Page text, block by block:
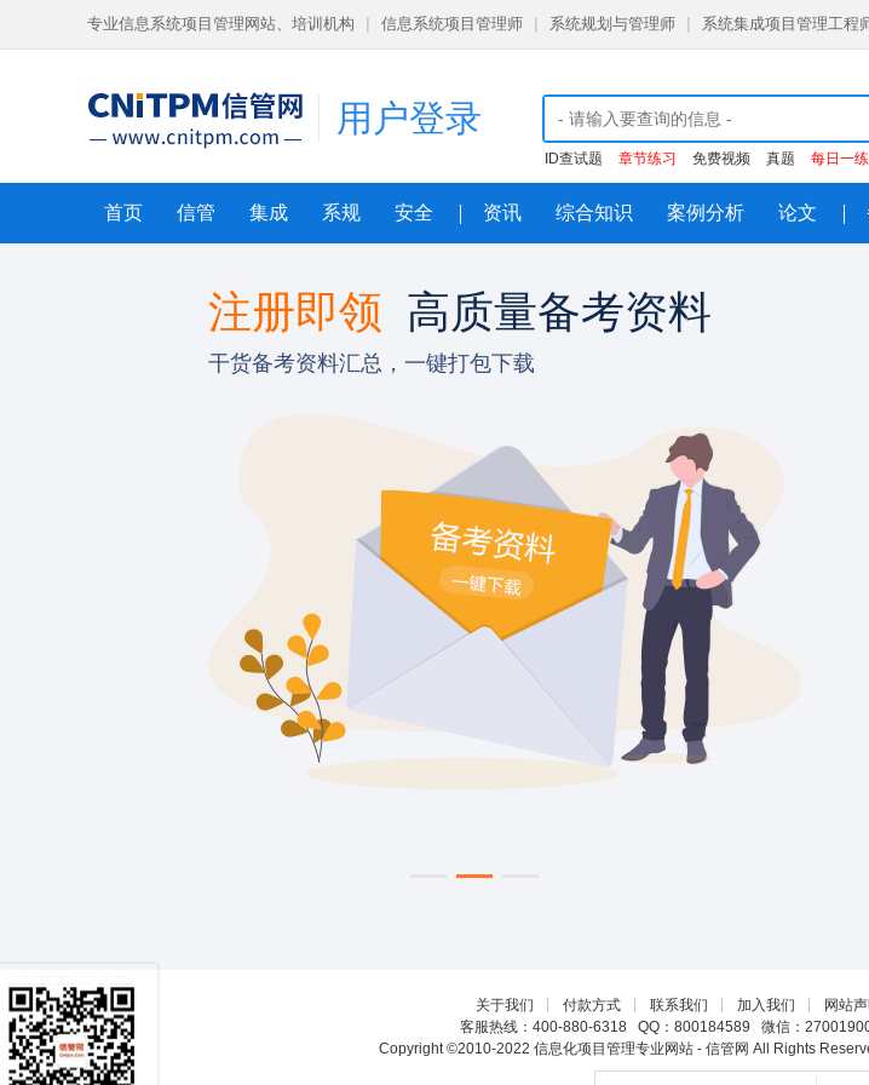
专业信息系统项目管理网站、培训机构 信息系统项目管理师 系统规划与管理师 系统集成项目管理工程
ID查试题 章节练习 免费视频 真题 每日一练
用户登录
首页 信管 集成 系规 安全 资讯 综合知识 案例分析 论文
注册即领 高质量备考资料
干货备考资料汇总，一键打包下载 每
关于我们 ┊ 付款方式 ┊ 联系我们 ┊ 加入我们 ┊ 网站
客服热线：400-880-6318 QQ：800184589 微信：
Copyright ©2010-2022 信息化项目管理专业网站 - 信管网 All Rights